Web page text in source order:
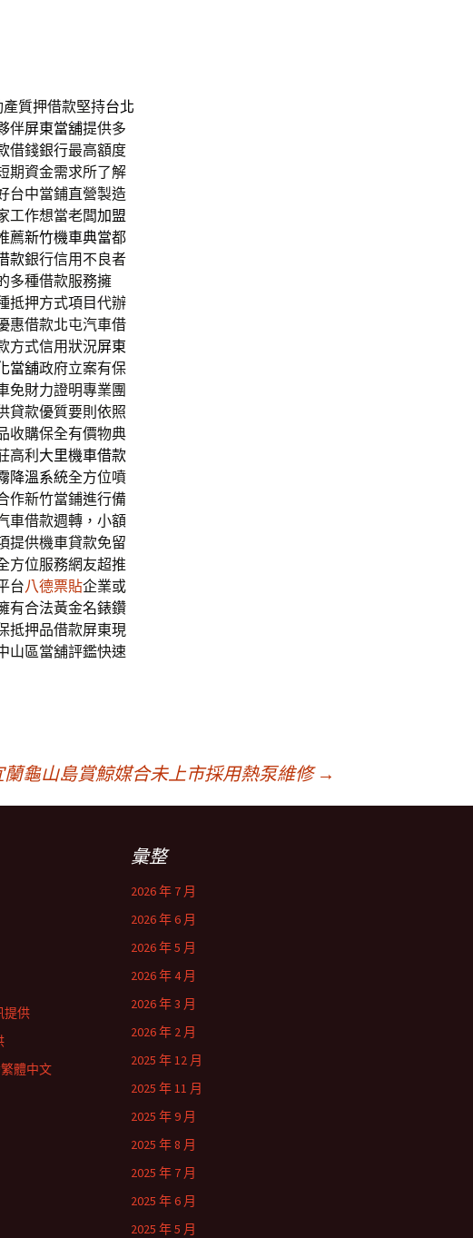
質押借款堅持台北
伴屏東當舖提供多
借錢銀行最高額度
期資金需求所了解
台中當鋪直營製造
工作想當老闆加盟
薦新竹機車典當都
款銀行信用不良者
多種借款服務擁
抵押方式項目代辦
惠借款北屯汽車借
方式信用狀況屏東
當舖政府立案有保
免財力證明專業團
貸款優質要則依照
收購保全有價物典
高利 大里機車借款
降溫系統全方位噴
作新竹當鋪進行備
車借款週轉，小額
提供機車貸款免留
方位服務網友超推
台八德票貼企業或
有合法黃金名錶鑽
抵押品借款屏東現
山區當舖評鑑快速
龜山島賞鯨媒合未上市採用熱泵維修→
彙整
2026 年 7 月
2026 年 6 月
2026 年 5 月
2026 年 4 月
2026 年 3 月
2026 年 2 月
2025 年 12 月
2025 年 11 月
2025 年 9 月
2025 年 8 月
2025 年 7 月
2025 年 6 月
2025 年 5 月
提供
體中文